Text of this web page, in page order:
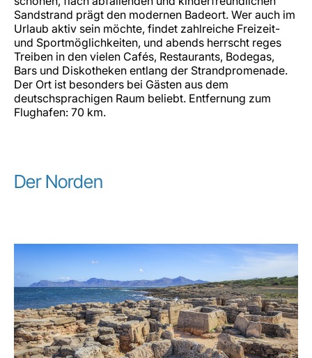
Sandstrand prägt den modernen Badeort. Wer auch im
Urlaub aktiv sein möchte, findet zahlreiche Freizeit-
und Sportmöglichkeiten, und abends herrscht reges
Treiben in den vielen Cafés, Restaurants, Bodegas,
Bars und Diskotheken entlang der Strandpromenade.
Der Ort ist besonders bei Gästen aus dem
deutschsprachigen Raum beliebt. Entfernung zum
Flughafen: 70 km.
Der Norden